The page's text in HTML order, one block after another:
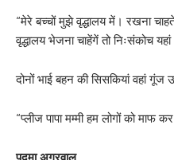
“मेरे बच्चों मुझे वृद्धालय में। रखना
वृद्धालय भेजना चाहेंगें तो निःसंकोच
दोनों भाई बहन की सिसकियां वहां गूंज
“प्लीज पापा मम्मी हम लोगों को माफ कर
पद्मा अग्रवाल